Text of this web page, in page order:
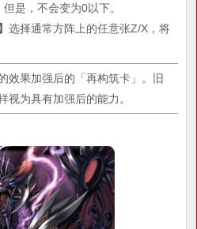
是，不会变为0以下。
选择通常方阵上的任意张Z/X，将
效果加强后的「再构筑卡」。旧
视为具有加强后的能力。